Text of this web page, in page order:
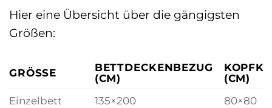
Hier eine Übersicht über die gängigsten
Größen:
GRÖSSE
BETTDECKENBEZUG
(CM)
(CM)
Einzelbett
135×200
80×80